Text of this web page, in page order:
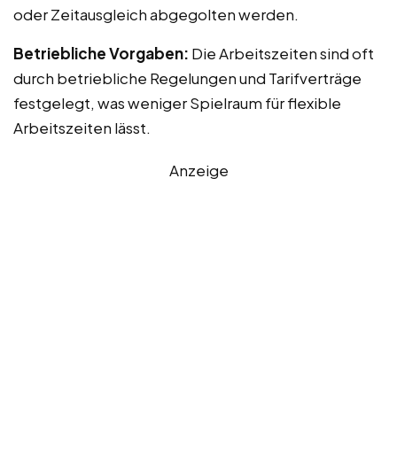
oder Zeitausgleich abgegolten werden.
Betriebliche Vorgaben: Die Arbeitszeiten sind oft
durch betriebliche Regelungen und Tarifverträge
festgelegt, was weniger Spielraum für flexible
Arbeitszeiten lässt.
Anzeige